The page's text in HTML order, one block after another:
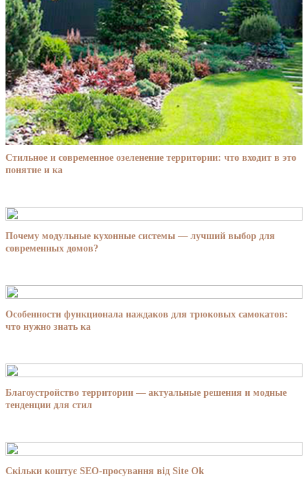
Стильное и современное озеленение территории: что входит в это
понятие и ка
Почему модульные кухонные системы — лучший выбор для
современных домов?
Особенности функционала наждаков для трюковых самокатов:
что нужно знать ка
Благоустройство территории — актуальные решения и модные
тенденции для стил
Скільки коштує SEO-просування від Site Ok